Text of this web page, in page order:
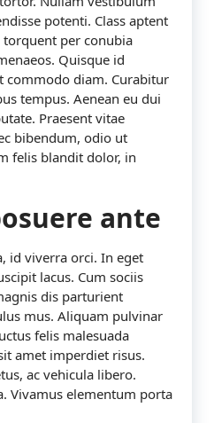
potenti. Class aptent
per conubia
Quisque id
commodo diam. Curabitur
tempus. Aenean eu dui
Praesent vitae
bibendum, odio ut
felis blandit dolor, in
ante
id viverra orci. In eget
lacus. Cum sociis
dis parturient
mus. Aliquam pulvinar
felis malesuada
amet imperdiet risus.
ac vehicula libero.
Vivamus elementum porta